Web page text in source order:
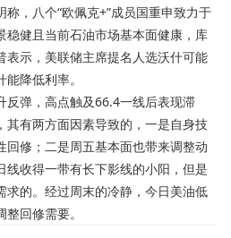
，八个“欧佩克+”成员国重申致力于
稳健且当前石油市场基本面健康，库
表示，美联储主席提名人选沃什可能
降低利率。
反弹，高点触及66.4一线后表现滞
其有两方面因素导致的，一是自身技
回修；二是周五基本面也带来调整动
线收得一带有长下影线的小阳，但是
求的。经过周末的冷静，今日美油低
回修需要。